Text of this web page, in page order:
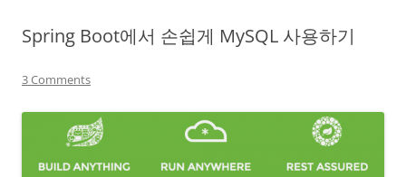
Spring Boot에서 손쉽게 MySQL 사용하기
3 Comments